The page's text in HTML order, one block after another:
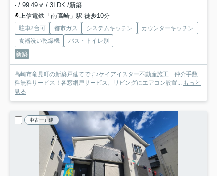
- / 99.49㎡ / 3LDK /新築
上信電鉄「南高崎」駅 徒歩10分
駐車2台可 都市ガス システムキッチン
カウンターキッチン
食器洗い乾燥機
バス・トイレ別
新築
高崎市竜見町の新築戸建てです♪ケイアイスター不動産施工、仲介手数
料無料サービス！各窓網戸サービス、リビングにエアコン設置... もっと
見る
中古一戸建